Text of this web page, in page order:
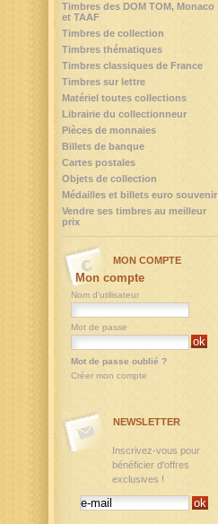
Timbres des DOM TOM, Monaco
et TAAF
Timbres de collection
Timbres thématiques
Timbres classiques de France
Timbres sur lettre
Matériel toutes collections
Librairie du collectionneur
Pièces de monnaies
Billets de banque
Cartes postales
Objets de collection
Médailles et billets euro souvenir
Vendre ses timbres au meilleur
prix
MON COMPTE
Mon compte
Nom d'utilisateur
Mot de passe
Mot de passe oublié ?
Créer mon compte
NEWSLETTER
Inscrivez-vous pour
bénéficier d'offres
exclusives !